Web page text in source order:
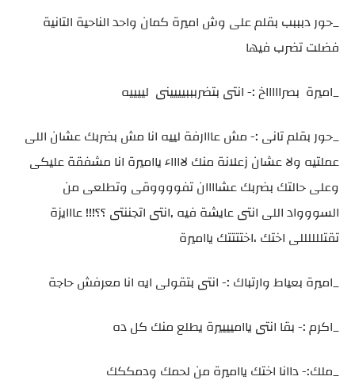
_حور دبببب بقلم على وش اميرة كمان واحد الناحية التانية
فضلت تضرب فيها
_اميرة بصراااااخ :- انتى بتضربببيييينى لييييه
_حور بقلم تانى :- مش عااارفة لييه انا مش بضربك عشان اللى
عملتيه ولا عشان زعلانة منك لااااء يااميرة انا مشفقة عليكى
وعلى حالتك بضربك عشاااان تفووووقى وتطلعى من
السووواد اللى انتى عايشة فيه ,انتى اتجننتى ؟؟!!! عااايزة
تقتللللللى اختك ،اختتتتك يااميرة
_اميرة بعياط وارتباك :- انتى بتقولى ايه انا معرفش حاجة
_اكرم :- بقا انتى ياامييييرة يطلع منك كل ده
_ملك:- داانا اختك يااميرة من لحمك ودمككك